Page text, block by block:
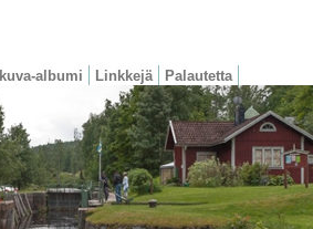
albumi Linkkejä Palautetta